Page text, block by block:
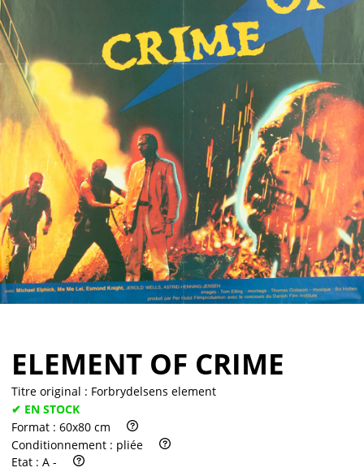
ELEMENT OF CRIME
Titre original : Forbrydelsens element
✔ EN STOCK
Format : 60x80 cm
Conditionnement : pliée
Etat : A -